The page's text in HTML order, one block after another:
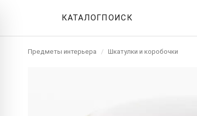
КАТАЛОГПОИСК
Предметы интерьера / Шкатулки и коробочки